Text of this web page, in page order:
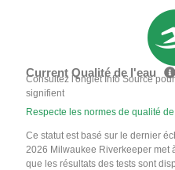
Current Qualité de l'eau
Consultez l'onglet Info Source
signifient
Respecte les normes de qualité
Ce statut est basé sur le dernier
2026 Milwaukee Riverkeeper met
que les résultats des tests sont